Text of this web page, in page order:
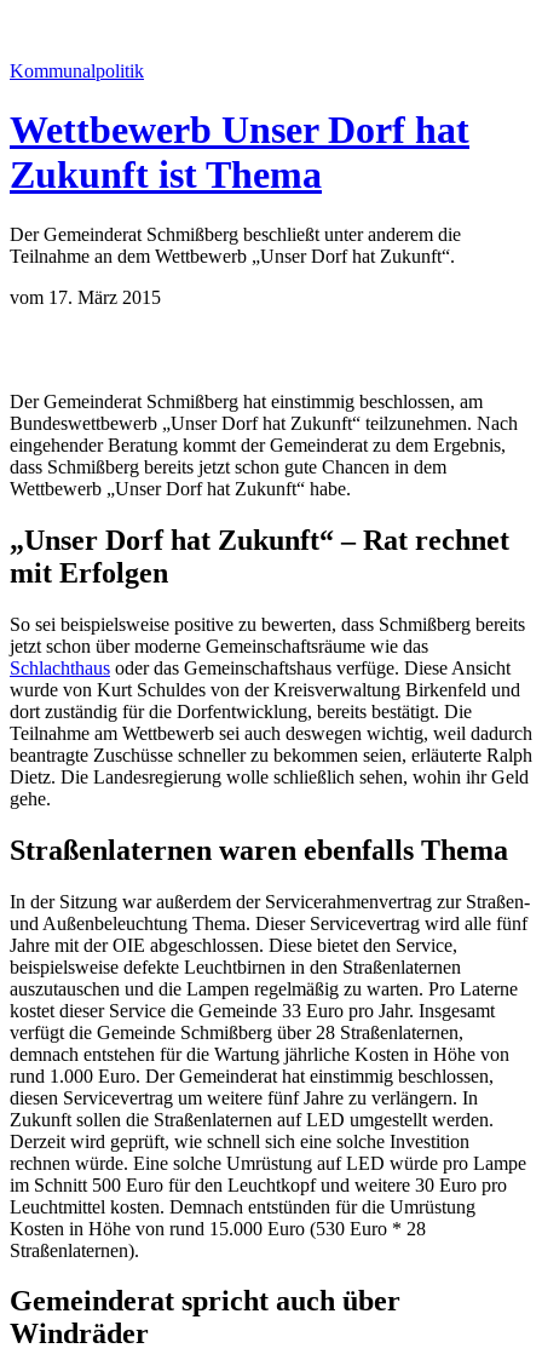
Kommunalpolitik
Wettbewerb Unser Dorf hat
Zukunft ist Thema
Der Gemeinderat Schmißberg beschließt unter anderem die
Teilnahme an dem Wettbewerb „Unser Dorf hat Zukunft“.
vom 17. März 2015
Der Gemeinderat Schmißberg hat einstimmig beschlossen, am
Bundeswettbewerb „Unser Dorf hat Zukunft“ teilzunehmen. Nach
eingehender Beratung kommt der Gemeinderat zu dem Ergebnis,
dass Schmißberg bereits jetzt schon gute Chancen in dem
Wettbewerb „Unser Dorf hat Zukunft“ habe.
„Unser Dorf hat Zukunft“ – Rat rechnet
mit Erfolgen
So sei beispielsweise positive zu bewerten, dass Schmißberg bereits
jetzt schon über moderne Gemeinschaftsräume wie das
Schlachthaus oder das Gemeinschaftshaus verfüge. Diese Ansicht
wurde von Kurt Schuldes von der Kreisverwaltung Birkenfeld und
dort zuständig für die Dorfentwicklung, bereits bestätigt. Die
Teilnahme am Wettbewerb sei auch deswegen wichtig, weil dadurch
beantragte Zuschüsse schneller zu bekommen seien, erläuterte Ralph
Dietz. Die Landesregierung wolle schließlich sehen, wohin ihr Geld
gehe.
Straßenlaternen waren ebenfalls Thema
In der Sitzung war außerdem der Servicerahmenvertrag zur Straßen-
und Außenbeleuchtung Thema. Dieser Servicevertrag wird alle fünf
Jahre mit der OIE abgeschlossen. Diese bietet den Service,
beispielsweise defekte Leuchtbirnen in den Straßenlaternen
auszutauschen und die Lampen regelmäßig zu warten. Pro Laterne
kostet dieser Service die Gemeinde 33 Euro pro Jahr. Insgesamt
verfügt die Gemeinde Schmißberg über 28 Straßenlaternen,
demnach entstehen für die Wartung jährliche Kosten in Höhe von
rund 1.000 Euro. Der Gemeinderat hat einstimmig beschlossen,
diesen Servicevertrag um weitere fünf Jahre zu verlängern. In
Zukunft sollen die Straßenlaternen auf LED umgestellt werden.
Derzeit wird geprüft, wie schnell sich eine solche Investition
rechnen würde. Eine solche Umrüstung auf LED würde pro Lampe
im Schnitt 500 Euro für den Leuchtkopf und weitere 30 Euro pro
Leuchtmittel kosten. Demnach entstünden für die Umrüstung
Kosten in Höhe von rund 15.000 Euro (530 Euro * 28
Straßenlaternen).
Gemeinderat spricht auch über
Windräder